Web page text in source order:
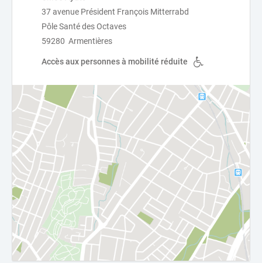
37 avenue Président François Mitterrabd
Pôle Santé des Octaves
59280 Armentières
Accès aux personnes à mobilité réduite